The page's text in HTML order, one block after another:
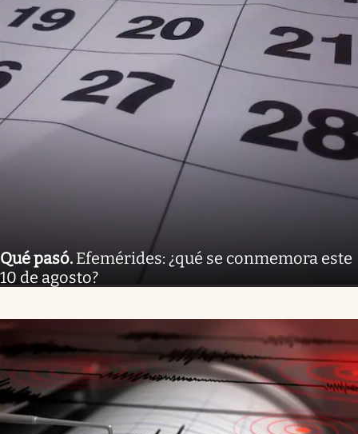
Qué pasó. Efemérides: ¿qué se conmemora este
10 de agosto?